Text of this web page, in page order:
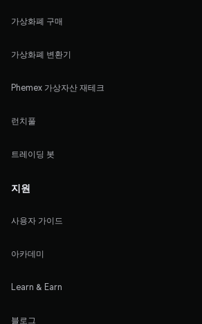
가상화폐 구매
가상화폐 변환기
Phemex 가상자산 재테크
런치풀
트레이딩 봇
지원
사용자 가이드
아카데미
Learn & Earn
블로그